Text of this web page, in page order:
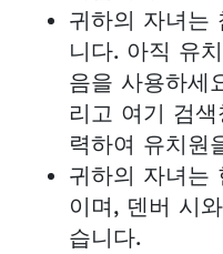
귀하의 자녀는
니다. 아직 유
음을 사용하세
리고 여기 검
력하여 유치원
귀하의 자녀는
이며, 덴버 시
습니다.